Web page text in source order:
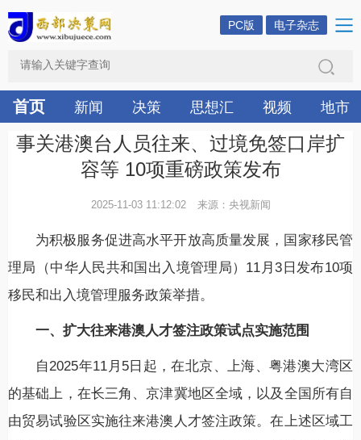
PC版 电子杂志
首页 新闻 决策 思想汇 视频 地市
事关港澳台人员往来、过境免签口岸扩
容等 10项重磅政策发布
2025-11-03 11:12:02 来源：央视新闻
为积极服务促进高水平开放高质量发展，国家移民管
理局（中华人民共和国出入境管理局）11月3日发布10项
移民和出入境管理服务政策举措。
一、扩大往来港澳人才签注政策试点实施范围
自2025年11月5日起，在北京、上海、粤港澳大湾区
的基础上，在长三角、京津冀地区全域，以及全国所有自
由贸易试验区实施往来港澳人才签注政策。在上述区域工